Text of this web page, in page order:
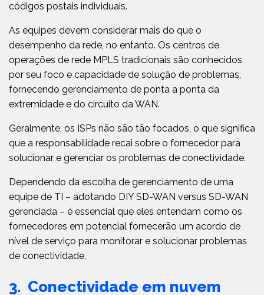
códigos postais individuais.
As equipes devem considerar mais do que o
desempenho da rede, no entanto. Os centros de
operações de rede MPLS tradicionais são conhecidos
por seu foco e capacidade de solução de problemas,
fornecendo gerenciamento de ponta a ponta da
extremidade e do circuito da WAN.
Geralmente, os ISPs não são tão focados, o que significa
que a responsabilidade recai sobre o fornecedor para
solucionar e gerenciar os problemas de conectividade.
Dependendo da escolha de gerenciamento de uma
equipe de TI – adotando DIY SD-WAN versus SD-WAN
gerenciada – é essencial que eles entendam como os
fornecedores em potencial fornecerão um acordo de
nível de serviço para monitorar e solucionar problemas
de conectividade.
3. Conectividade em nuvem